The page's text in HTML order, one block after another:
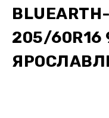
205/60R16